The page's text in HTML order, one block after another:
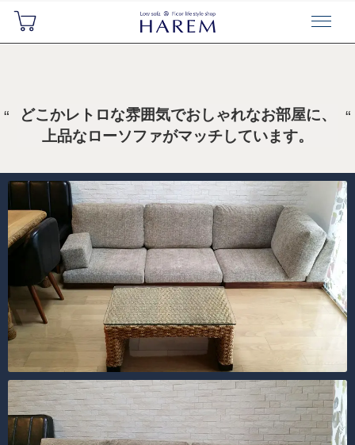
どこかレトロな雰囲気でおしゃれなお部屋に、
上品なローソファがマッチしています。